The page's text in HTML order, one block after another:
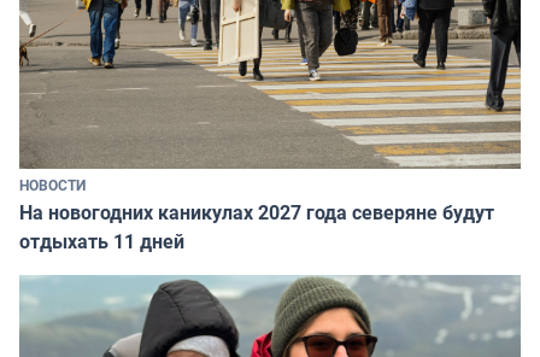
НОВОСТИ
На новогодних каникулах 2027 года северяне будут
отдыхать 11 дней